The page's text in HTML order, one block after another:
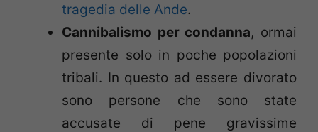
tragedia delle Ande.
Cannibalismo per condanna, ormai
presente solo in poche popolazioni
tribali. In questo ad essere divorato
sono persone che sono state
accusate di pene gravissime